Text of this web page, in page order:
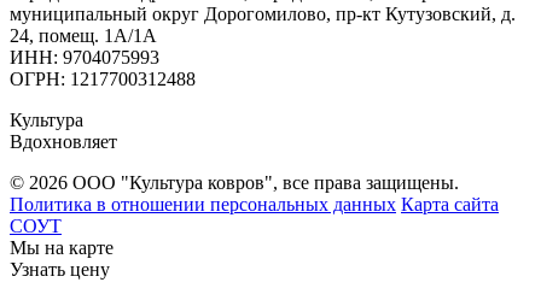
муниципальный округ Дорогомилово, пр-кт Кутузовский, д.
24, помещ. 1А/1А
ИНН: 9704075993
ОГРН: 1217700312488
Культура
Вдохновляет
© 2026 ООО "Культура ковров", все права защищены.
Политика в отношении персональных данных Карта сайта
СОУТ
Мы на карте
Узнать цену